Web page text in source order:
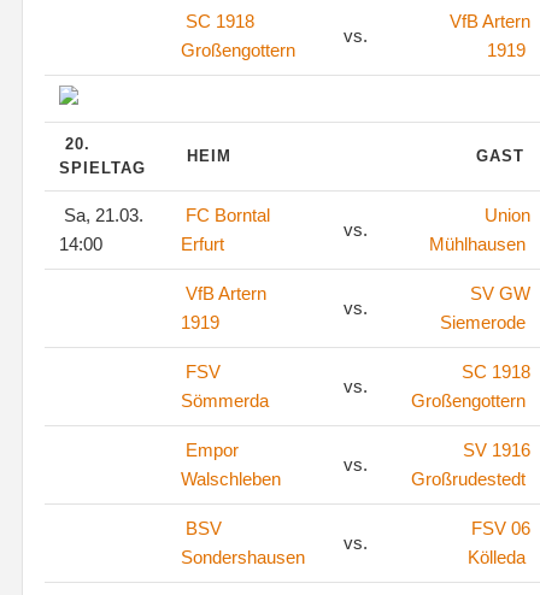
SC 1918
Großengottern
vs.
VfB Artern
1919
20.
SPIELTAG
HEIM GAST
Sa, 21.03.
14:00
FC Borntal
Erfurt
vs.
Union
Mühlhausen
VfB Artern
1919
vs.
SV GW
Siemerode
FSV
Sömmerda
vs.
SC 1918
Großengottern
Empor
Walschleben
vs.
SV 1916
Großrudestedt
BSV
Sondershausen
vs.
FSV 06
Kölleda